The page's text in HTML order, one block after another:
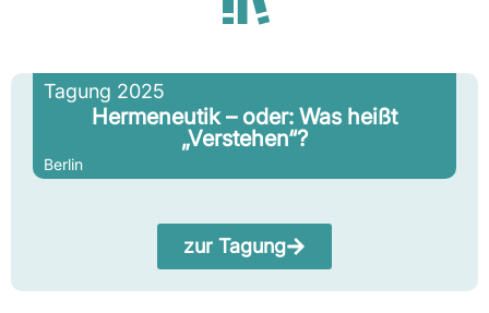
Tagung 2025
Hermeneutik – oder: Was heißt
„Verstehen“?
Berlin
zur Tagung